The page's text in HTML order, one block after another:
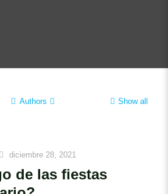
Authors Show all
diciembre 28, 2021
de las fiestas